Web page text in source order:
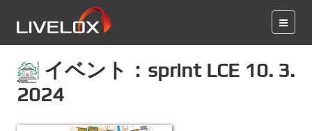
イベント：sprint LCE 10. 3.
2024